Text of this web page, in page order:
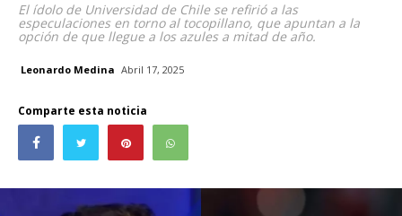
El ídolo de Universidad de Chile se refirió a las
especulaciones en torno al tocopillano, que apuntan a la
opción de que llegue a los azules a mitad de año.
Leonardo Medina Abril 17, 2025
Comparte esta noticia